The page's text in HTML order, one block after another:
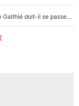
Le XV de France a trouvé son remplaçant : Fabien Galthié doit-il se passer d'Antoine Dupont ?